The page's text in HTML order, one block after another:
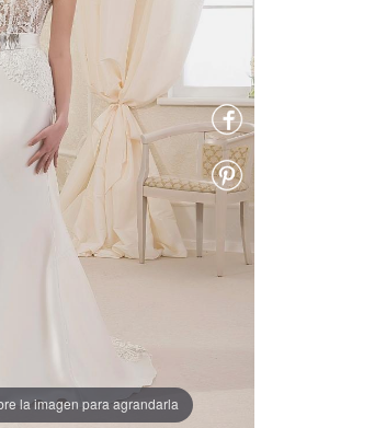
la imagen para agrandarla